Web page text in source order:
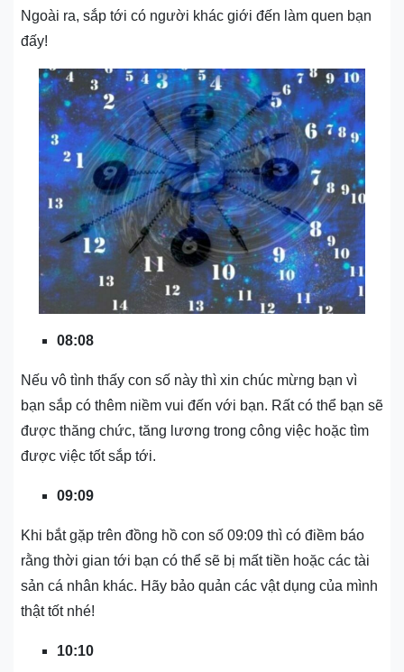
Ngoài ra, sắp tới có người khác giới đến làm quen bạn
đấy!
08:08
Nếu vô tình thấy con số này thì xin chúc mừng bạn vì
bạn sắp có thêm niềm vui đến với bạn. Rất có thể bạn sẽ
được thăng chức, tăng lương trong công việc hoặc tìm
được việc tốt sắp tới.
09:09
Khi bắt gặp trên đồng hồ con số 09:09 thì có điềm báo
rằng thời gian tới bạn có thể sẽ bị mất tiền hoặc các tài
sản cá nhân khác. Hãy bảo quản các vật dụng của mình
thật tốt nhé!
10:10